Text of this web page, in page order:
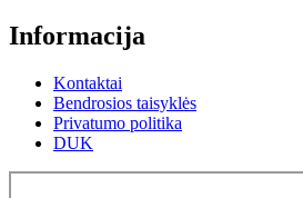
Informacija
Kontaktai
Bendrosios taisyklės
Privatumo politika
DUK